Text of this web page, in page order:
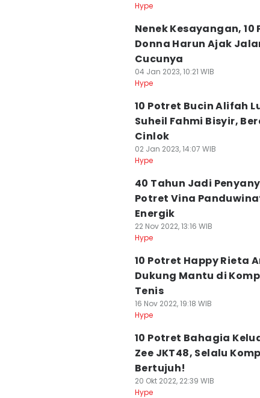
Hype
Nenek Kesayangan, 10
Donna Harun Ajak
Cucunya
04 Jan 2023, 10:21 WIB
Hype
10 Potret Bucin Alifah
Suheil Fahmi Bisyir,
Cinlok
02 Jan 2023, 14:07 WIB
Hype
40 Tahun Jadi
Potret Vina
Energik
22 Nov 2022, 13:16 WIB
Hype
10 Potret Happy Rieta
Dukung Mantu di
Tenis
16 Nov 2022, 19:18 WIB
Hype
10 Potret Bahagia
Zee JKT48, Selalu
Bertujuh!
20 Okt 2022, 22:39 WIB
Hype